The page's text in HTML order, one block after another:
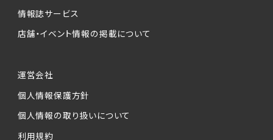
情報誌サービス
店舗・イベント情報の掲載について
運営会社
個人情報保護方針
個人情報の取り扱いについて
利用規約